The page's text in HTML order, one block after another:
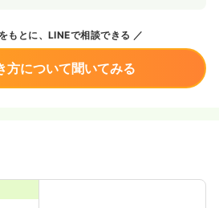
もとに、LINEで相談できる
方について聞いてみる